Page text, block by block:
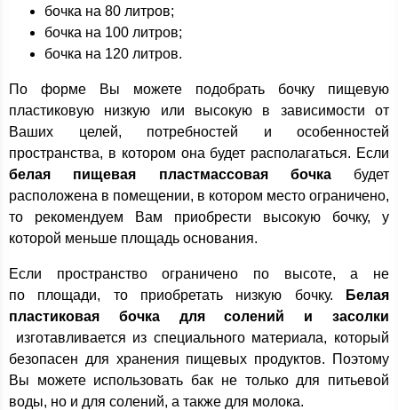
бочка на 80 литров;
бочка на 100 литров;
бочка на 120 литров.
По форме Вы можете подобрать бочку пищевую
пластиковую низкую или высокую в зависимости от
Ваших целей, потребностей и особенностей
пространства, в котором она будет располагаться. Если
белая пищевая пластмассовая бочкабудет
расположена в помещении, в котором место ограничено,
то рекомендуем Вам приобрести высокую бочку, у
которой меньше площадь основания.
Если пространство ограничено по высоте, а не
по площади, то приобретать низкую бочку.
Белая
пластиковая бочка для солений и засолки
изготавливается из специального материала, который
безопасен для хранения пищевых продуктов. Поэтому
Вы можете использовать бак не только для питьевой
воды, но и для солений, а также для молока.